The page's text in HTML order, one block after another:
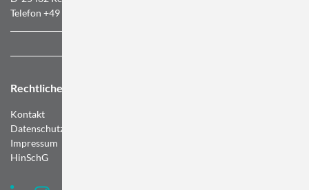
Telefon +49 (0) 4101 3843-0
Rechtliches
Kontakt
Datenschutz
Impressum
HinSchG